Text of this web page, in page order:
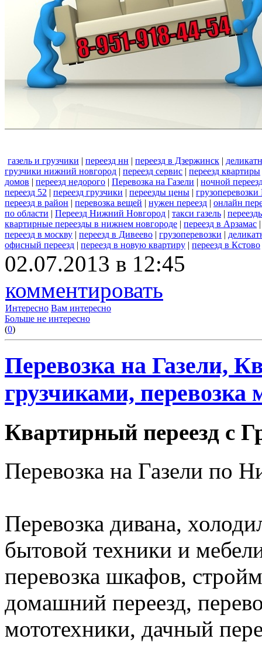
газель и грузчики | переезд нн | переезд в Дзержинск |
грузчики нижний новгород | переезд сервис | переезд квартиры
домов | переезд недорого | Перевозка на Газели | ночной
переезд 52 | переезд грузчики | переезды цены | грузоперевозки
переезд в район | перевозка вещей | нужен переезд | онлайн
по области | Переезд Нижний Новгород | такси газель |
квартирные переезды в нижнем новгороде | переезд в Арзамас
переезд в москву | переезд в Дивеево | грузоперевозки |
офисный переезд | переезд в новую квартиру | переезд в Кстово
02.07.2013 в 12:45
комментировать
Интересно Вам интересно
Больше не интересно
(0)
Перевозка на Газели,
грузчиками, перевозка
Квартирный переезд с
Перевозка на Газели по
Перевозка дивана,
бытовой техники и
перевозка шкафов,
домашний переезд,
мототехники, дачный